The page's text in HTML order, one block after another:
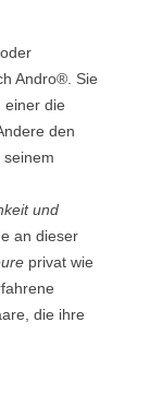
Andro®. Sie
einer die
den
und
an dieser
privat wie
die ihre